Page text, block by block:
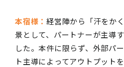
本宿様： 経営陣から「汗をか
景として、パートナーが主導
した。本件に限らず、外部パ
ト主導によってアウトプット